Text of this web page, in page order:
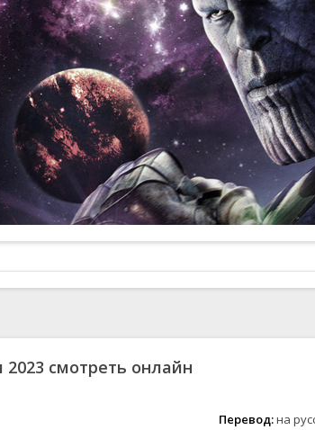
смотреть онлайн
Перевод:на